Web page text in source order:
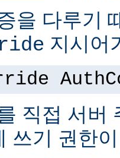
을 다루기
지시어
직접 서버
쓰기 권한